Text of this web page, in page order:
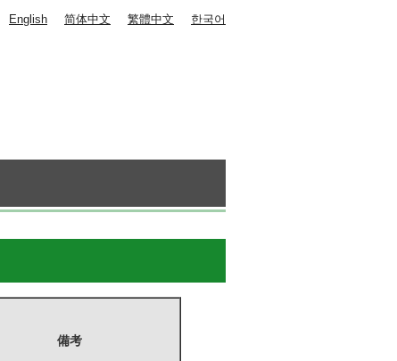
English 简体中文 繁體中文 한국어
備考